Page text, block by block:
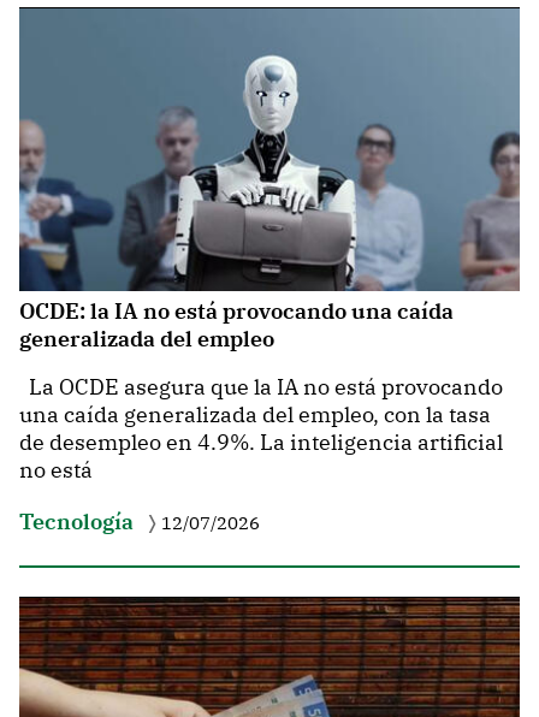
OCDE: la IA no está provocando una caída
generalizada del empleo
La OCDE asegura que la IA no está provocando
una caída generalizada del empleo, con la tasa
de desempleo en 4.9%. La inteligencia artificial
no está
Tecnología
12/07/2026